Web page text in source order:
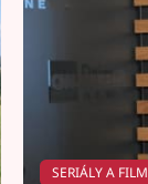
SERIÁLY A